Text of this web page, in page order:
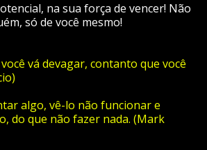
na sua força de vencer! Não
só de você mesmo!
vá devagar, contanto que você
algo, vê-lo não funcionar e
do que não fazer nada. (Mark